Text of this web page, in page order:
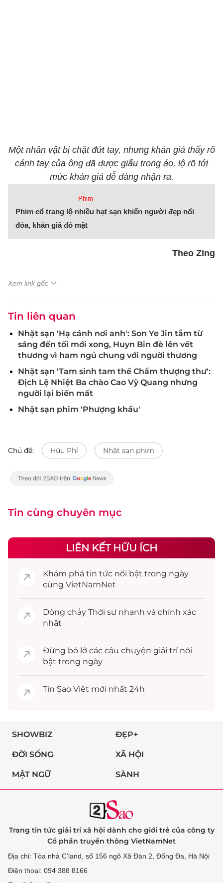
Một nhân vật bị chặt đứt tay, nhưng khán giả thấy rõ
cánh tay của ông đã được giấu trong áo, lộ rõ tới
mức khán giả dễ dàng nhận ra.
Phim
Phim cổ trang lộ nhiều hạt sạn khiến người đẹp nổi
đóa, khán giả đỏ mặt
Theo Zing
Xem link gốc
Tin liên quan
Nhặt sạn 'Hạ cánh nơi anh': Son Ye Jin tắm từ
sáng đến tối mới xong, Huyn Bin đè lên vết
thương vì ham ngủ chung với người thương
Nhặt sạn 'Tam sinh tam thế Chẩm thượng thư':
Địch Lệ Nhiệt Ba chào Cao Vỹ Quang nhưng
người lại biến mất
Nhặt sạn phim 'Phượng khấu'
Chủ đề: Hữu Phỉ Nhặt sạn phim
Tin cùng chuyên mục
LIÊN KẾT HỮU ÍCH
Khám phá tin tức nổi bật trong ngày
cùng VietNamNet
Dòng chảy Thời sự nhanh và chính xác
nhất
Đừng bỏ lỡ các câu chuyện giải trínổi
bật trong ngày
Tin Sao Việt mới nhất 24h
SHOWBIZ ĐẸP+
ĐỜI SỐNG XÃ HỘI
MẬT NGỮ SÀNH
Trang tin tức giải trí xã hội dành cho giới trẻ của công ty
Cổ phần truyền thông VietNamNet
Địa chỉ: Tòa nhà C’land, số 156 ngõ Xã Đàn 2, Đống Đa, Hà Nội
Điện thoại: 094 388 8166